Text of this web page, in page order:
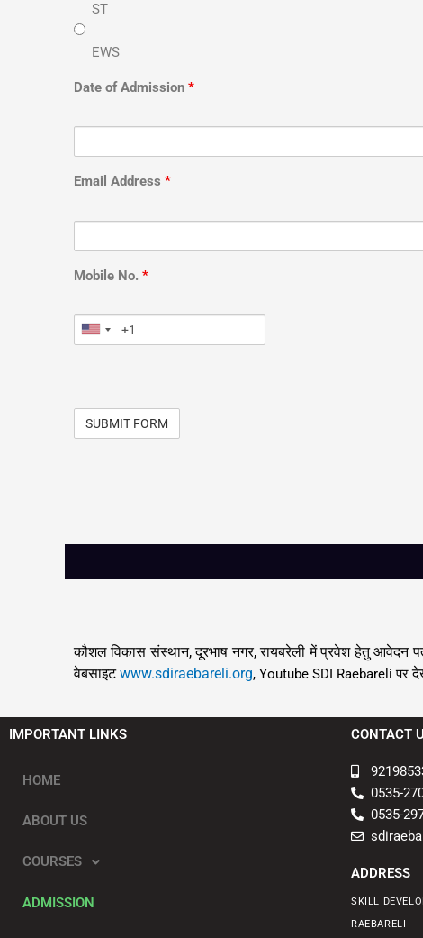
ST
EWS
Date of Admission *
Email Address *
Mobile No. *
कौशल विकास संस्थान,दूरभाष नगर,रायबरेली में प्रवेश हेतु आवेदन
वेबसाइटwww.sdiraebareli.org, Youtube SDI Raebareliपर
IMPORTANT LINKS CONTACT
HOME
ABOUT US
COURSES
ADMISSION
0535-
0535-
ADDRESS
SKILL
RAEBARELI